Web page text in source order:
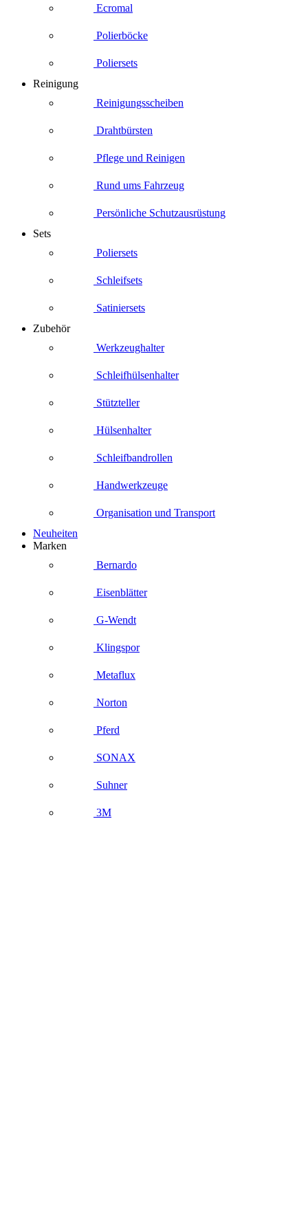
Ecromal
Polierböcke
Poliersets
Reinigung
Reinigungsscheiben
Drahtbürsten
Pflege und Reinigen
Rund ums Fahrzeug
Persönliche Schutzausrüstung
Sets
Poliersets
Schleifsets
Satiniersets
Zubehör
Werkzeughalter
Schleifhülsenhalter
Stützteller
Hülsenhalter
Schleifbandrollen
Handwerkzeuge
Organisation und Transport
Neuheiten
Marken
Bernardo
Eisenblätter
G-Wendt
Klingspor
Metaflux
Norton
Pferd
SONAX
Suhner
3M